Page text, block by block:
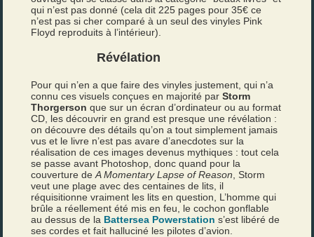
qui n’est pas donné (cela dit 225 pages pour 35€ ce
n’est pas si cher comparé à un seul des vinyles Pink
Floyd reproduits à l’intérieur).
Révélation
Pour qui n’en a que faire des vinyles justement, qui n’a
connu ces visuels conçues en majorité parStorm
Thorgerson que sur un écran d’ordinateur ou au format
CD, les découvrir en grand est presque une révélation :
on découvre des détails qu’on a tout simplement jamais
vus et le livre n’est pas avare d’anecdotes sur la
réalisation de ces images devenus mythiques : tout cela
se passe avant Photoshop, donc quand pour la
couverture deA Momentary Lapse of Reason , Storm
veut une plage avec des centaines de lits, il
réquisitionne vraiment les lits en question, L’homme qui
brûle a réellement été mis en feu, le cochon gonflable
au dessus de la Battersea Powerstation s’est libéré de
ses cordes et fait halluciné les pilotes d’avion.